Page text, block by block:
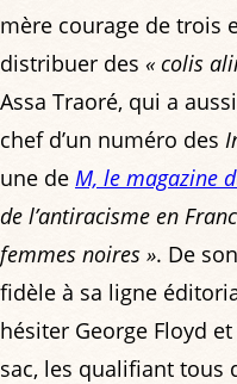
mère courage de trois
distribuer des « colis
Assa Traoré, qui a
chef d’un numéro des
une de M, le magazine
de l’antiracisme en
femmes noires ». De
fidèle à sa ligne
hésiter George Floyd
sac, les qualifiant tous